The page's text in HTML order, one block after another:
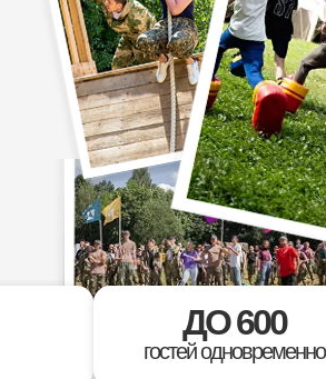
ДО 600
гостей одновременно